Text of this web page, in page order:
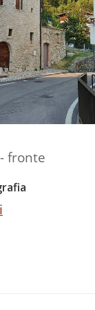
fronte